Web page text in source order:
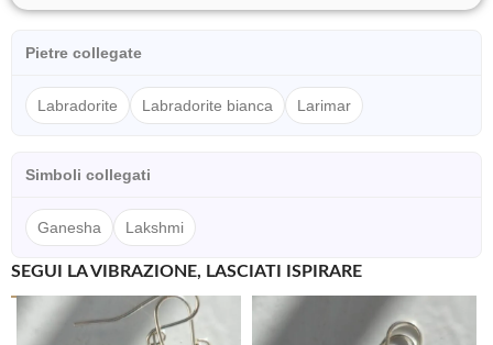
Pietre collegate
Labradorite Labradorite bianca Larimar
Simboli collegati
Ganesha Lakshmi
SEGUI LA VIBRAZIONE, LASCIATI ISPIRARE